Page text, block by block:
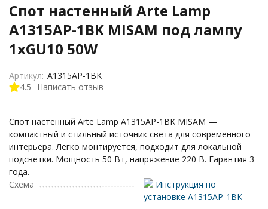
Спот настенный Arte Lamp
A1315AP-1BK MISAM под лампу
1xGU10 50W
4.5 Написать отзыв
Артикул: A1315AP-1BK
Спот настенный Arte Lamp A1315AP-1BK MISAM —
компактный и стильный источник света для современного
интерьера. Легко монтируется, подходит для локальной
подсветки. Мощность 50 Вт, напряжение 220 В. Гарантия 3
года.
Схема
Инструкция по
установке A1315AP-1BK